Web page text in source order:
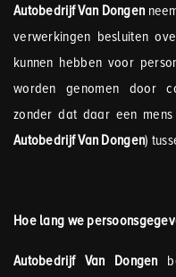
Autobedrijf Van Dongen
verwerkingen besluiten
kunnen hebben voor
worden genomen door
zonder dat daar een
Autobedrijf Van Dongen)
Hoe lang we
Autobedrijf Van Dongen